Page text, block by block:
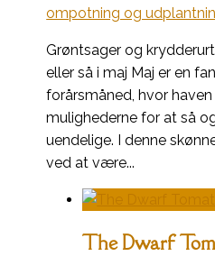
ompotning og
Grøntsager og
eller så i maj Maj er en
forårsmåned, hvor
mulighederne for at så
uendelige. I denne
ved at være...
The Dwarf